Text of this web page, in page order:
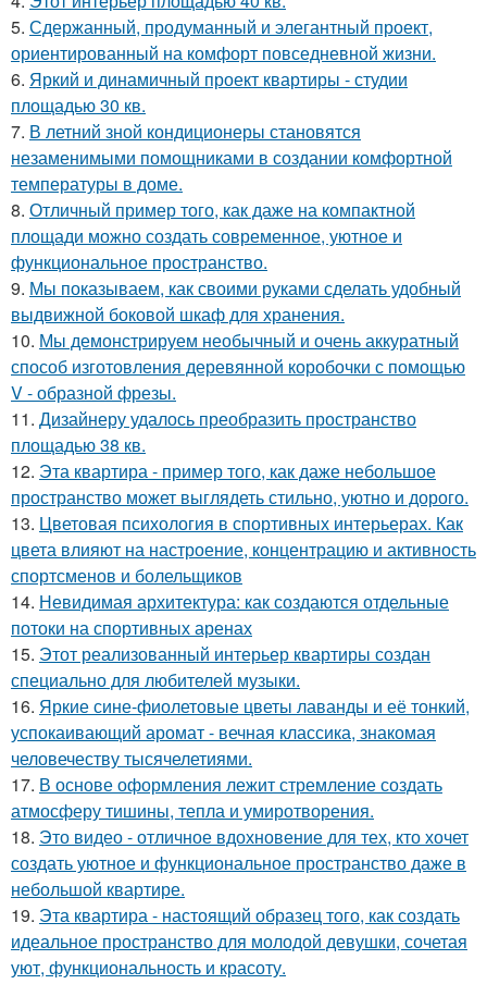
5. Сдержанный, продуманный и элегантный проект,
ориентированный на комфорт повседневной жизни.
6. Яркий и динамичный проект квартиры - студии
площадью 30 кв.
7. В летний зной кондиционеры становятся
незаменимыми помощниками в создании комфортной
температуры в доме.
8. Отличный пример того, как даже на компактной
площади можно создать современное, уютное и
функциональное пространство.
9. Мы показываем, как своими руками сделать удобный
выдвижной боковой шкаф для хранения.
10. Мы демонстрируем необычный и очень аккуратный
способ изготовления деревянной коробочки с помощью
V - образной фрезы.
11. Дизайнеру удалось преобразить пространство
площадью 38 кв.
12. Эта квартира - пример того, как даже небольшое
пространство может выглядеть стильно, уютно и дорого.
13. Цветовая психология в спортивных интерьерах. Как
цвета влияют на настроение, концентрацию и активность
спортсменов и болельщиков
14. Невидимая архитектура: как создаются отдельные
потоки на спортивных аренах
15. Этот реализованный интерьер квартиры создан
специально для любителей музыки.
16. Яркие сине-фиолетовые цветы лаванды и её тонкий,
успокаивающий аромат - вечная классика, знакомая
человечеству тысячелетиями.
17. В основе оформления лежит стремление создать
атмосферу тишины, тепла и умиротворения.
18. Это видео - отличное вдохновение для тех, кто хочет
создать уютное и функциональное пространство даже в
небольшой квартире.
19. Эта квартира - настоящий образец того, как создать
идеальное пространство для молодой девушки, сочетая
уют, функциональность и красоту.